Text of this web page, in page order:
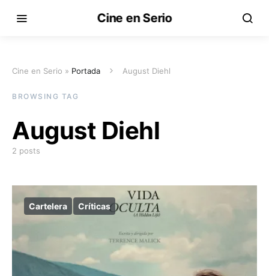
Cine en Serio
Cine en Serio » Portada August Diehl
BROWSING TAG
August Diehl
2 posts
Cartelera Críticas